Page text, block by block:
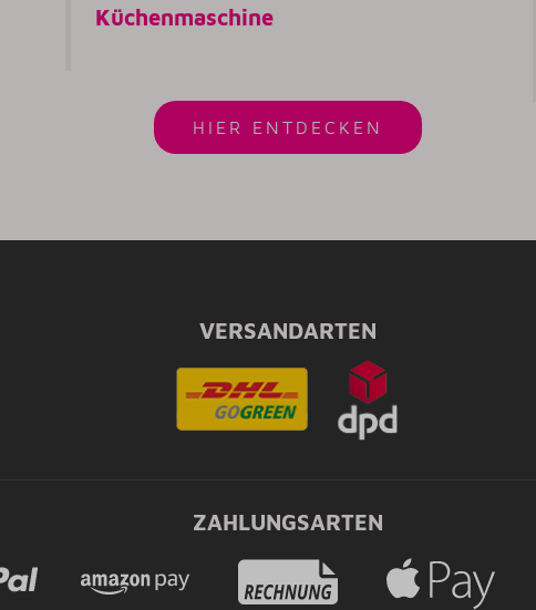
Küchenmaschine
HIER ENTDECKEN
VERSANDARTEN
ZAHLUNGSARTEN